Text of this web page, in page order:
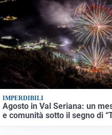
IMPERDIBILI
Agosto in Val Seriana: un
e comunità sotto il segno di